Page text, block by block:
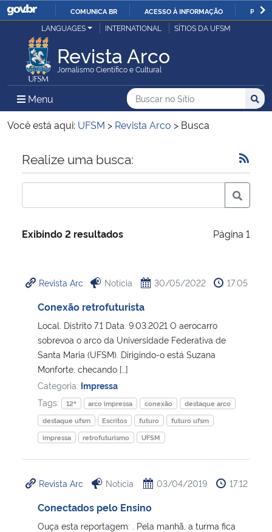
IR
O
COMUNICA BR ACESSO À INFORMAÇÃO
Ministério da Justiça e Segurança Pública
Ministério da Defesa
Ministério das Relações Exteriores
Ministério da Economia
Ministério da Infraestrutura
Ministério da Cidadania
Ministério de Minas e Energia
Ministério do Meio Ambiente
Ministério do Turismo
Ministério do Desenvolvimento Regional
Controladoria-Geral da União
LANGUAGES INTERNATIONAL SÍTIOS DA UFSM
Revista Arco
Jornalismo Científico e Cultural
Menu Menu Principal do Sítio
Busca
Buscar no no Sítio
Busca:
Você está aqui: UFSM > Revista Arco > Busca
Início do conteúdo
Realize uma busca:
Exibindo 2 resultados Página 1
Revista Arc Notícia 30/05/2022 17:05
Conexão retrofuturista
Local. Distrito 7.1 Data. 9.03.2021 O aerocarro
sobrevoa o arco da Universidade Federativa de
Santa Maria (UFSM). Dirigindo-o está Suzana
Monforte, checando […]
Categoria: Impressa
Tags:
12ª arco impressa conexão
destaque arco
destaque ufsm
Escritos futuro
futuro ufsm
impressa
retrofuturismo UFSM
Revista Arc Notícia 03/04/2019 17:12
Conectados pelo Ensino
Ouça esta reportagem: . Pela manhã, a turma fica